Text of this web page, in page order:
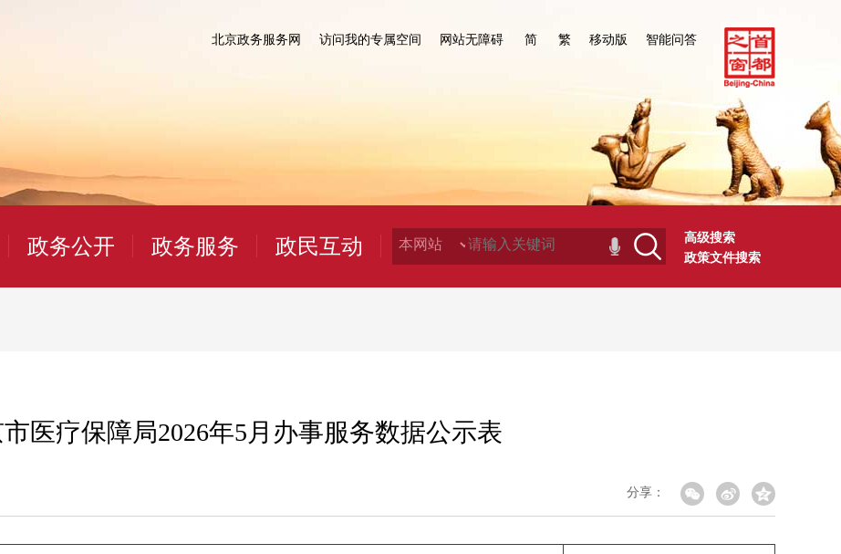
北京政务服务网 访问我的专属空间 网站无障碍 简 繁 移动版 智能问答
政务公开 政务服务 政民互动
高级搜索
政策文件搜索
医疗保障局2026年5月办事服务数据公示表
分享：